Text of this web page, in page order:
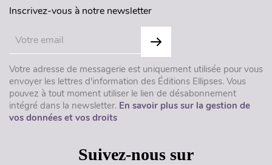
Inscrivez-vous à notre newsletter
Votre adresse de messagerie est uniquement utilisée pour vous
envoyer les lettres d'information des Éditions Ellipses. Vous
pouvez à tout moment utiliser le lien de désabonnement
intégré dans la newsletter. En savoir plus sur la gestion de
vos données et vos droits
Suivez-nous sur